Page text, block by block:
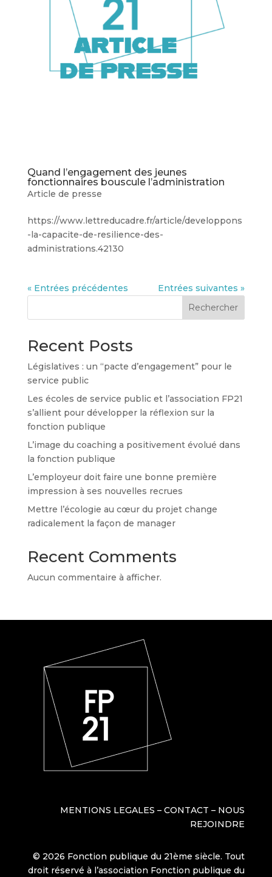
Quand l’engagement des jeunes
fonctionnaires bouscule l’administration
Article de presse
https://www.lettreducadre.fr/article/developpons
-la-capacite-de-resilience-des-
administrations.42130
« Entrées précédentes
Entrées suivantes »
Rechercher
Recent Posts
Législatives : un “pacte d’engagement” pour le
service public
Les écoles de service public et l’association FP21
s’allient pour développer la réflexion sur la
fonction publique
L’image du coaching a positivement évolué dans
la fonction publique
L’employeur doit faire une bonne première
impression à ses nouvelles recrues
Mettre l’écologie au cœur du projet change
radicalement la façon de manager
Recent Comments
Aucun commentaire à afficher.
MENTIONS LEGALES–CONTACT – NOUS
REJOINDRE
© 2026 Fonction publique du 21ème siècle. Tout
droit réservé à l’association Fonction publique du